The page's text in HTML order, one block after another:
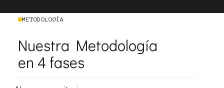
METODOLOGÍA
Nuestra Metodología
en 4 fases